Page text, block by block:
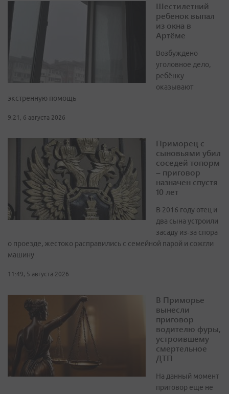
Шестилетний
ребенок выпал
из окна в
Артёме
Возбуждено
уголовное дело,
ребёнку
оказывают
экстренную помощь
9:21, 6 августа 2026
Приморец с
сыновьями убил
соседей топорм
– приговор
назначен спустя
10 лет
В 2016 году отец и
два сына устроили
засаду из‑за спора
о проезде, жестоко расправились с семейной парой и сожгли
машину
11:49, 5 августа 2026
В Приморье
вынесли
приговор
водителю фуры,
устроившему
смертельное
ДТП
На данный момент
приговор еще не